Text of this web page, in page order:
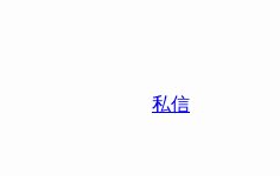
私信